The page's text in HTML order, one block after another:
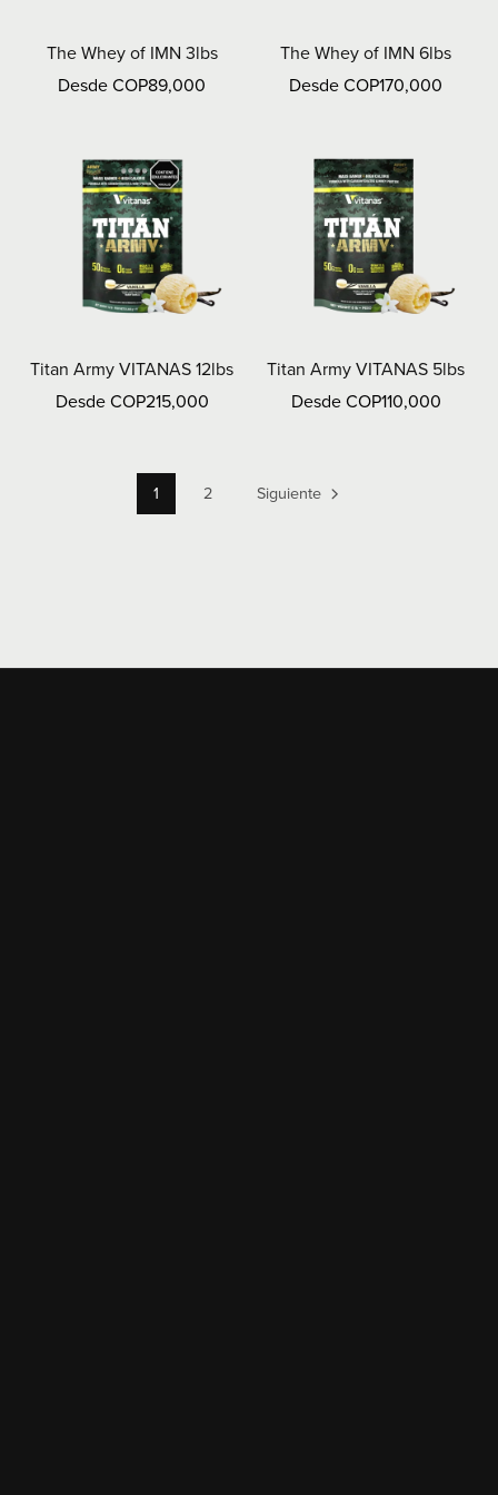
The Whey of IMN 3lbs
Desde COP89,000
The Whey of IMN 6lbs
Desde COP170,000
Titan Army VITANAS 12lbs
Desde COP215,000
Titan Army VITANAS 5lbs
Desde COP110,000
1 2 Siguiente